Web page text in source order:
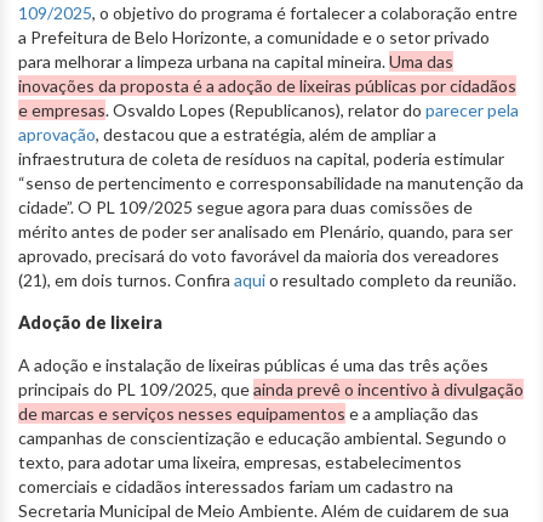
109/2025, o objetivo do programa é fortalecer a colaboração entre
a Prefeitura de Belo Horizonte, a comunidade e o setor privado
para melhorar a limpeza urbana na capital mineira.Uma das
inovações da proposta é a adoção de lixeiras públicas por cidadãos
e empresas. Osvaldo Lopes (Republicanos), relator do parecer pela
aprovação, destacou que a estratégia, além de ampliar a
infraestrutura de coleta de resíduos na capital, poderia estimular
“senso de pertencimento e corresponsabilidade na manutenção da
cidade”. O PL 109/2025 segue agora para duas comissões de
mérito antes de poder ser analisado em Plenário, quando, para ser
aprovado, precisará do voto favorável da maioria dos vereadores
(21), em dois turnos. Confira aquio resultado completo da reunião.
Adoção de lixeira
A adoção e instalação de lixeiras públicas é uma das três ações
principais do PL 109/2025, queainda prevê o incentivo à divulgação
de marcas e serviços nesses equipamentos e a ampliação das
campanhas de conscientização e educação ambiental. Segundo o
texto, para adotar uma lixeira, empresas, estabelecimentos
comerciais e cidadãos interessados fariam um cadastro na
Secretaria Municipal de Meio Ambiente. Além de cuidarem de sua